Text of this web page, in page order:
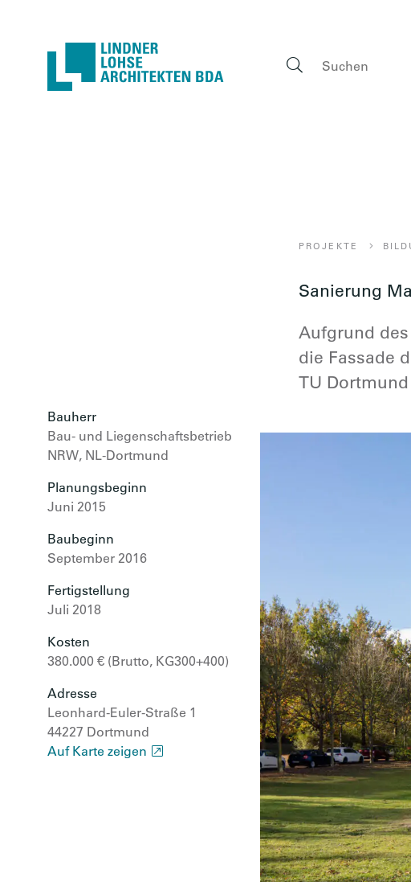
Seite
PROJEKTE
Sanierung
Aufgrund
die Fassade
TU
Bauherr
Bau- und Liegenschaftsbetrieb
NRW, NL-Dortmund
Planungsbeginn
Juni 2015
Baubeginn
September 2016
Fertigstellung
Juli 2018
Kosten
380.000 € (Brutto, KG300+400)
Adresse
Leonhard-Euler-Straße 1
44227 Dortmund
Auf Karte zeigen